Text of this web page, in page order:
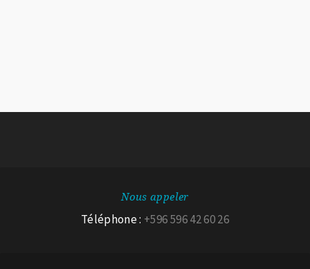
Nous appeler
Téléphone : +596 596 42 60 26